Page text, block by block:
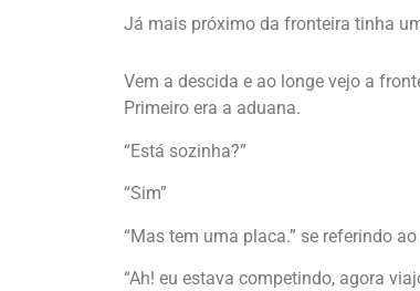
Já mais próximo da fronteira tinha
Vem a descida e ao longe vejo a
Primeiro era a aduana.
“Está sozinha?”
“Sim”
“Mas tem uma placa.” se referindo
“Ah! eu estava competindo, agora